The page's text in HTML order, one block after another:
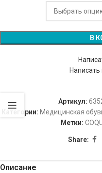
В
Написать
Артикул:
Категории: Медицинская
Метки:
Share:
Описание